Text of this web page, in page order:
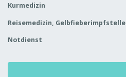
Kurmedizin
Reisemedizin, Gelbfieberimpfstelle
Notdienst